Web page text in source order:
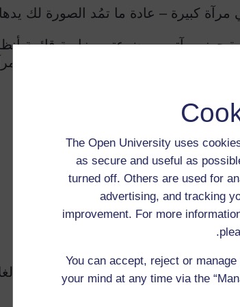
The Open University uses
as secure and useful as
turned off. Others are used for
advertising, and tracking
improvement. For more
.
You can accept, reject or
your mind at any time via the
كبيرة – عادة ما تمُد الصورة لك
جهز مرآتين موضوعتين بزاوية قائمة
الصورة أي يد تمدها الصورة في
استخدامات المرايا
متجر للمحافظة على الأمن.
على قطع معدنية منحنية كالملاعق أو